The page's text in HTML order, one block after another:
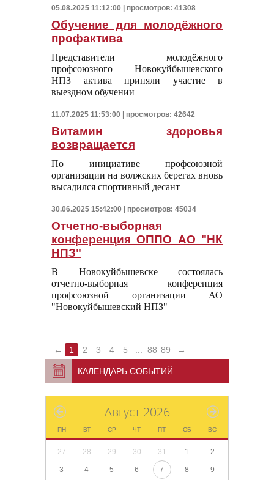
05.08.2025 11:12:00 | просмотров: 41308
Обучение для молодёжного
профактива
Представители молодёжного
профсоюзного Новокуйбышевского
НПЗ актива приняли участие в
выездном обучении
11.07.2025 11:53:00 | просмотров: 42642
Витамин здоровья
возвращается
По инициативе профсоюзной
организации на волжских берегах вновь
высадился спортивный десант
30.06.2025 15:42:00 | просмотров: 45034
Отчетно-выборная
конференция ОППО АО "НК
НПЗ"
В Новокуйбышевске состоялась
отчетно-выборная конференция
профсоюзной организации АО
"Новокуйбышевский НПЗ"
← 1 2 3 4 5 88 89 →
КАЛЕНДАРЬ СОБЫТИЙ
Август 2026
ПН ВТ СР ЧТ ПТ СБ ВС
27 28 29 30 31 1 2
3 4 5 6 7 8 9